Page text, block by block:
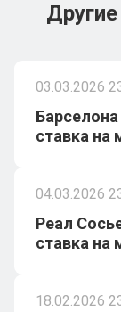
03.03.2026
ставка на
04.03.2026
Реал
ставка на
18.02.2026